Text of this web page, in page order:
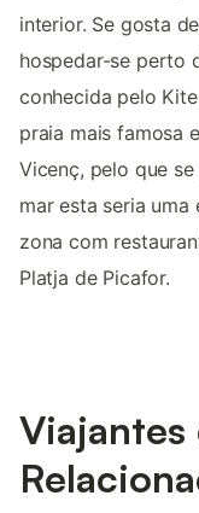
interior. Se gosta
hospedar-se perto
conhecida pelo
praia mais famosa
Vicenç, pelo que
mar esta seria uma
zona com
Platja de Picafor.